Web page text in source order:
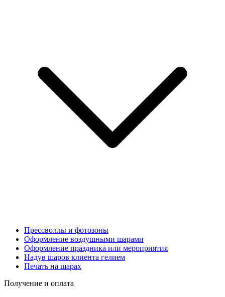
Прессволлы и фотозоны
Оформление воздушными шарами
Оформление праздника или мероприятия
Надув шаров клиента гелием
Печать на шарах
Получение и оплата